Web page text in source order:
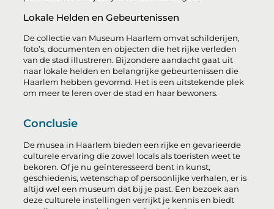
Lokale Helden en Gebeurtenissen
De collectie van Museum Haarlem omvat schilderijen,
foto’s, documenten en objecten die het rijke verleden
van de stad illustreren. Bijzondere aandacht gaat uit
naar lokale helden en belangrijke gebeurtenissen die
Haarlem hebben gevormd. Het is een uitstekende plek
om meer te leren over de stad en haar bewoners.
Conclusie
De musea in Haarlem bieden een rijke en gevarieerde
culturele ervaring die zowel locals als toeristen weet te
bekoren. Of je nu geïnteresseerd bent in kunst,
geschiedenis, wetenschap of persoonlijke verhalen, er is
altijd wel een museum dat bij je past. Een bezoek aan
deze culturele instellingen verrijkt je kennis en biedt